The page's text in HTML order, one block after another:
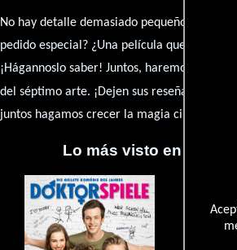
No hay detalle demasiado pequeño ni
pedido especial? ¿Una película que sueñas
¡Hágannoslo saber! Juntos, haremos de
del séptimo arte. ¡Dejen sus reseña en la
juntos hagamos crecer la magia
Lo más visto en